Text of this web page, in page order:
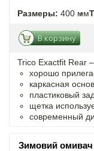
Размеры: 400 мм
В корзину
Trico Exactfit Rear
хорошо
каркасная
пластиковый
щетка
современный
Зимовий омивач